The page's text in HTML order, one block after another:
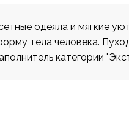
одеяла и мягкие
тела человека.
категории